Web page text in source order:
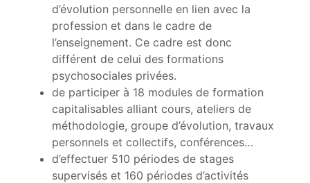
d’évolution personnelle en lien avec la
profession et dans le cadre de
l’enseignement. Ce cadre est donc
différent de celui des formations
psychosociales privées.
de participer à 18 modules de formation
capitalisables alliant cours, ateliers de
méthodologie, groupe d’évolution, travaux
personnels et collectifs, conférences…
d’effectuer 510 périodes de stages
supervisés et 160 périodes d’activités